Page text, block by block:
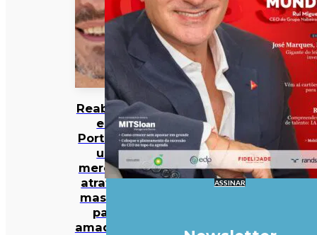
Reabilitar
em
Portugal:
um
mercado
atrativo,
mas não
para
amadores
ASSINAR